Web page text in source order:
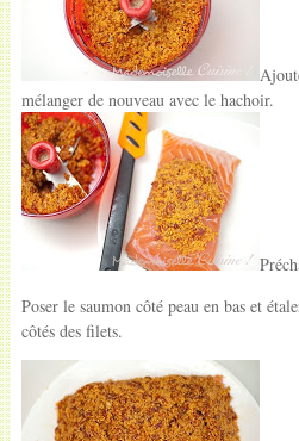
mélanger de nouveau avec le hachoir.
Poser le saumon côté peau en bas et
côtés des filets.